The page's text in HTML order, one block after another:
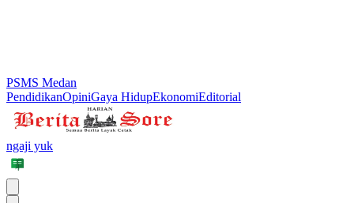
PSMS Medan
PendidikanOpiniGaya HidupEkonomiEditorial
ngaji yuk